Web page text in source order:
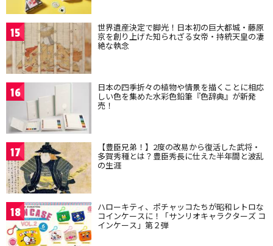
15 世界遺産決定で脚光！日本初の巨大都城・藤原
京を創り上げた知られざる女帝・持統天皇の凄
絶な執念
16 日本の四季折々の植物や情景を描くことに相応
しい色を集めた水彩色鉛筆『色辞典』が新発
売！
17 【豊臣兄弟！】2度の改易から復活した武将・
多賀秀種とは？豊臣秀長に仕えた半年間と波乱
の生涯
18 ハローキティ、ポチャッコたちが昭和レトロな
コインケースに！「サンリオキャラクターズ コ
インケース」第２弾